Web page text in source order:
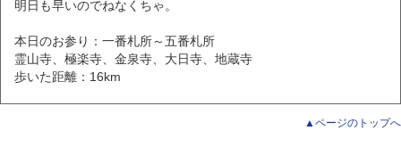
明日も早いのでねなくちゃ。
本日のお参り：一番札所～五番札所
霊山寺、極楽寺、金泉寺、大日寺、地蔵寺
歩いた距離：16km
▲ページのトップへ